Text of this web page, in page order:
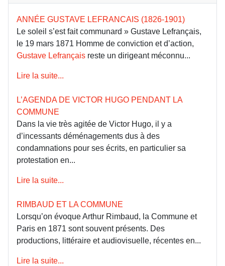
ANNÉE GUSTAVE LEFRANCAIS (1826-1901)
Le soleil s’est fait communard » Gustave Lefrançais,
le 19 mars 1871 Homme de conviction et d’action,
Gustave Lefrançais reste un dirigeant méconnu...
Lire la suite...
L’AGENDA DE VICTOR HUGO PENDANT LA
COMMUNE
Dans la vie très agitée de Victor Hugo, il y a
d’incessants déménagements dus à des
condamnations pour ses écrits, en particulier sa
protestation en...
Lire la suite...
RIMBAUD ET LA COMMUNE
Lorsqu’on évoque Arthur Rimbaud, la Commune et
Paris en 1871 sont souvent présents. Des
productions, littéraire et audiovisuelle, récentes en...
Lire la suite...